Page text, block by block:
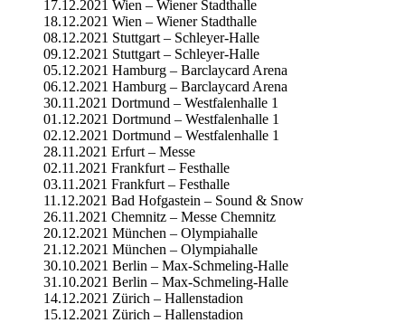
17.12.2021 Wien – Wiener Stadthalle
18.12.2021 Wien – Wiener Stadthalle
08.12.2021 Stuttgart – Schleyer-Halle
09.12.2021 Stuttgart – Schleyer-Halle
05.12.2021 Hamburg – Barclaycard Arena
06.12.2021 Hamburg – Barclaycard Arena
30.11.2021 Dortmund – Westfalenhalle 1
01.12.2021 Dortmund – Westfalenhalle 1
02.12.2021 Dortmund – Westfalenhalle 1
28.11.2021 Erfurt – Messe
02.11.2021 Frankfurt – Festhalle
03.11.2021 Frankfurt – Festhalle
11.12.2021 Bad Hofgastein – Sound & Snow
26.11.2021 Chemnitz – Messe Chemnitz
20.12.2021 München – Olympiahalle
21.12.2021 München – Olympiahalle
30.10.2021 Berlin – Max-Schmeling-Halle
31.10.2021 Berlin – Max-Schmeling-Halle
14.12.2021 Zürich – Hallenstadion
15.12.2021 Zürich – Hallenstadion